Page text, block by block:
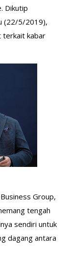
Dikutip
(22/5/2019),
terkait kabar
Group,
tengah
sendiri untuk
dagang antara